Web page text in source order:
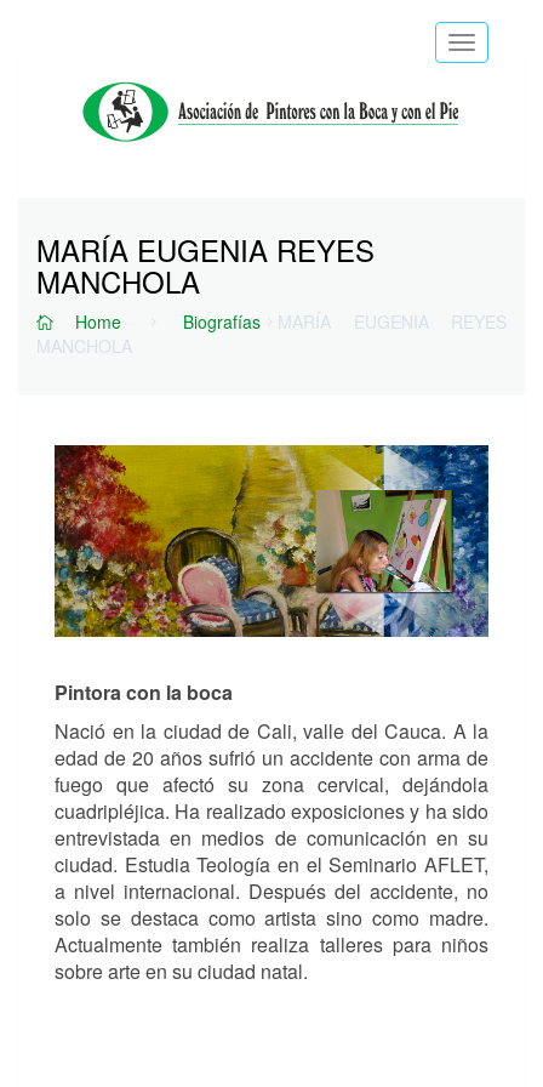
Toggle
MARÍA EUGENIA REYES
MANCHOLA
Home Biografías
MARÍA EUGENIA REYES
MANCHOLA
Pintora con la boca
Nació en la ciudad de Cali, valle del Cauca. A la
edad de 20 años sufrió un accidente con arma de
fuego que afectó su zona cervical, dejándola
cuadripléjica. Ha realizado exposiciones y ha sido
entrevistada en medios de comunicación en su
ciudad. Estudia Teología en el Seminario AFLET,
a nivel internacional. Después del accidente, no
solo se destaca como artista sino como madre.
Actualmente también realiza talleres para niños
sobre arte en su ciudad natal.